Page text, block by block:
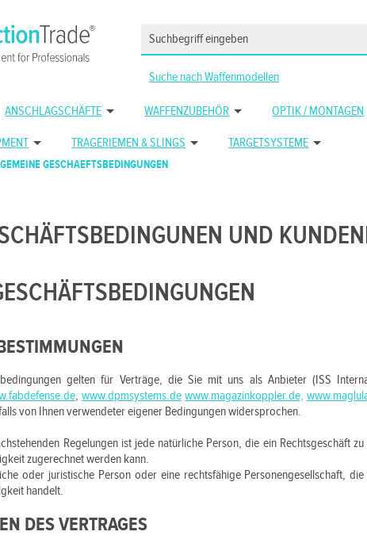
Suche nach Waffenmodellen
ANSCHLAGSCHÄFTE WAFFENZUBEHÖR OPTIK / MONTAGEN
TRAGERIEMEN & SLINGS TARGETSYSTEME
GESCHAEFTSBEDINGUNGEN
UND
gelten für Verträge, die Sie mit uns als Anbieter (ISS
,www.dpmsystems.de www.magazinkoppler.de,
von Ihnen verwendeter eigener Bedingungen widersprochen.
Regelungen ist jede natürliche Person, die ein Rechtsgeschäft
zugerechnet werden kann.
oder juristische Person oder eine rechtsfähige Personengesellschaft,
handelt.
DES VERTRAGES